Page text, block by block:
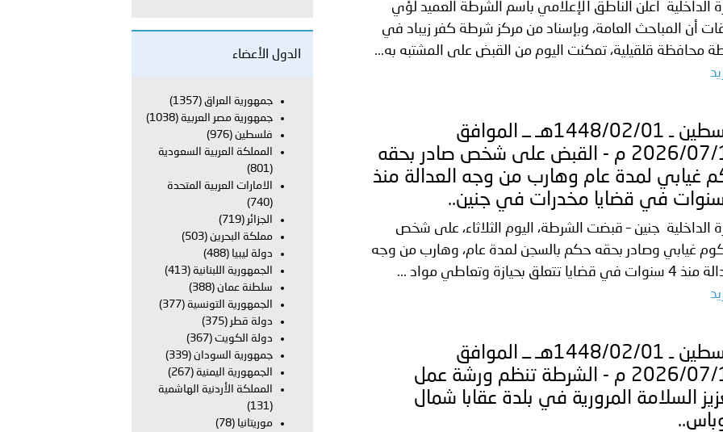
الإمارات ـ 1448/02/22هـ ــ الموافق 2026/08/05 م - شرطة أبوظبي تطلع وفد الشرطة الإيطالية على منظومتي التأهيل الشرطي
الإمارات ـ 1448/02/22هـ ــ الموافق 2026/08/05 م - شرطة أبوظبي تنظم حملة للتبرع بالدم في منطقة الظفرة تعزيزا للمسؤولية
الكويت ـ 1448/02/22هـ ــ الموافق 2026/08/05 م - بمناسبة صدور المرسومين الأميريين معالي النائب الأول لرئيس مجلس الوزراء
بتعيين اللواء حمد أحمد المنيفي وكيل وزارة مساعد لشؤون الأمن العام..
عشر للمسؤولين عن الأمن السياحي
قـطـر ـ 1448/02/21هـ ــ الموافق 2026/08/04 م - مشاركة دولة قطر في أعمال الاجتماع الثالث عشر للجنة رؤساء الاتحادات الرياضية
لدول الخليج العربية..
لمجلس وزراء الداخلية العرب بمناسبة اختتام المؤتمر العربي الثاني عشر للمسؤولين عن الأمن السياحي 2026.
الداخلية أعلن الناطق الإعلامي باسم الشرطة العميد لؤي
أن المباحث العامة، وبإسناد من مركز شرطة كفر زيباد في
محافظة قلقيلية، تمكنت اليوم من القبض على المشتبه به...
فلسطين ـ 1448/02/01هـ ــ الموافق
2026/07/15 م - القبض على شخص صادر بحقه
غيابي لمدة عام وهارب من وجه العدالة منذ
الداخلية جنين – قبضت الشرطة، اليوم الثلاثاء، على شخص
غيابي وصادر بحقه حكم بالسجن لمدة عام، وهارب من وجه
في قضايا تتعلق بحيازة وتعاطي مواد ...
فلسطين ـ 1448/02/01هـ ــ الموافق
2026/07/15 م - الشرطة تنظم ورشة عمل
السلامة المرورية في بلدة عقابا شمال
الدول الأعضاء
جمهورية العراق (1357)
جمهورية مصر العربية (1038)
فلسطين(976)
المملكة العربية السعودية
(801)
الامارات العربية المتحدة
(740)
الجزائر (719)
مملكة البحرين (503)
دولة ليبيا (488)
الجمهورية اللبنانية (413)
سلطنة عمان (388)
الجمهورية التونسية (377)
دولة قطر (375)
دولة الكويت (367)
جمهورية السودان (339)
الجمهورية اليمنية (267)
المملكة الأردنية الهاشمية
(131)
موريتانيا (78)